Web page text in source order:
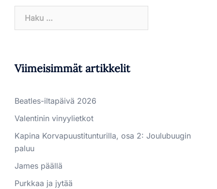
Viimeisimmät artikkelit
Beatles-iltapäivä 2026
Valentinin vinyylietkot
Kapina Korvapuustitunturilla, osa 2: Joulubuugin
paluu
James päällä
Purkkaa ja jytää